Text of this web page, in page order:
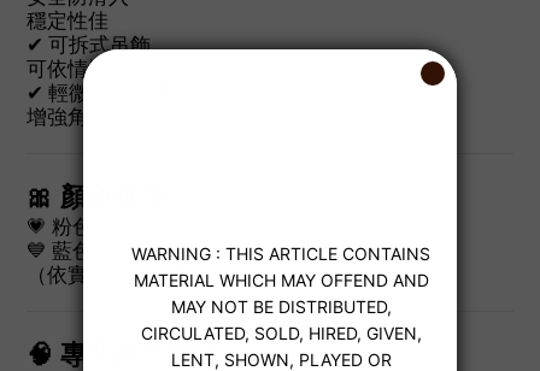
穩定性佳
✔ 可拆式吊飾
可依情境移除或保留
✔ 輕微聲響效果
增強角色沉浸感
🎀 顏色選擇
💗 粉色款
💙 藍色款
（依實際選項為準）
🧠 專業使用建議